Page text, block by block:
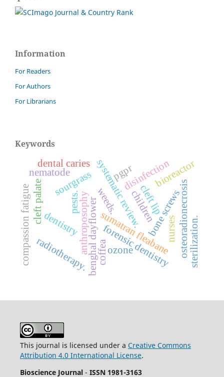
Information
For Readers
For Authors
For Librarians
Keywords
benghal dayflower
sourgrass
sumatran fleabane
weeds.
anthroposophy
dentistry forensic dentistry
systematic review.bone screws
cleft lip
cleft palate osteoradionecrosis
ozone
radiotherapy. coffea
nematode
pests.
disinfection
sterilization.
compassion fatigue nurses
children
dental caries bioreactor
pgpr
This journal is licensed under a Creative Commons
Attribution 4.0 International License.
Bioscience Journal - ISSN 1981-3163